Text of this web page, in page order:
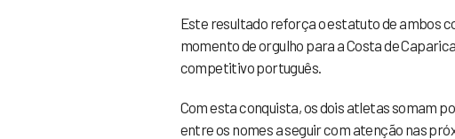
Este resultado reforça o estatuto de ambos
momento de orgulho para a Costa de
competitivo português.
Com esta conquista, os dois atletas somam
entre os nomes a seguir com atenção nas